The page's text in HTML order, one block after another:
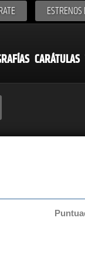
CARÁTULAS